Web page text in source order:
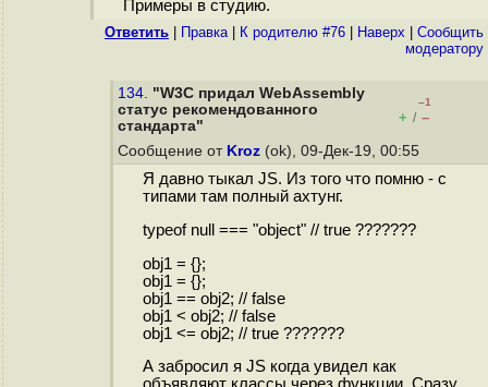
Примеры в студию.
Ответить Правка| К родителю #76 Наверх
Cообщить
модератору
134. "W3C придал WebAssembly
статус рекомендованного
стандарта"
–1
+ / –
Сообщение от Kroz (ok), 09-Дек-19, 00:55
Я давно тыкал JS. Из того что помню - с
типами там полный ахтунг.
typeof null === "object" // true ???????
obj1 = {};
obj1 = {};
obj1 == obj2; // false
obj1 < obj2; // false
obj1 <= obj2; // true ???????
А забросил я JS когда увидел как